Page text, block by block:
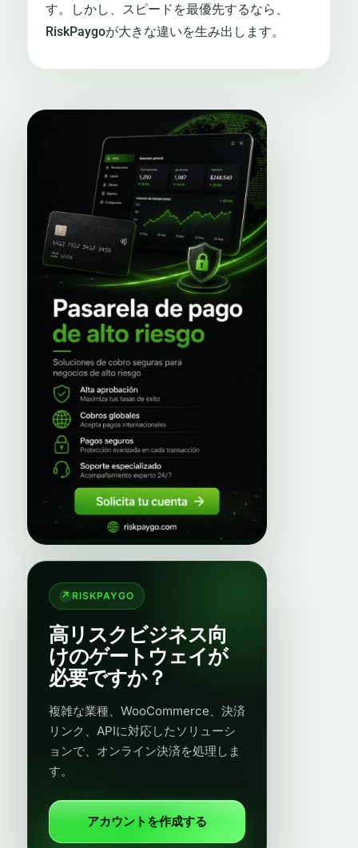
す。しかし、スピードを最優先するなら、
RiskPaygoが大きな違いを生み出します。
RISKPAYGO
高リスクビジネス向
けのゲートウェイが
必要ですか？
複雑な業種、WooCommerce、決済
リンク、APIに対応したソリューシ
ョンで、オンライン決済を処理しま
す。
アカウントを作成する